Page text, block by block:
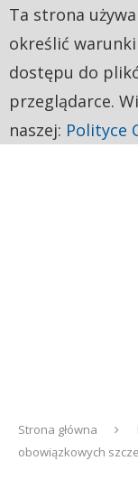
Strona główna
obowiązkowych
Ta strona
określić
dostępu do
przeglądarce.
naszej: Polityce